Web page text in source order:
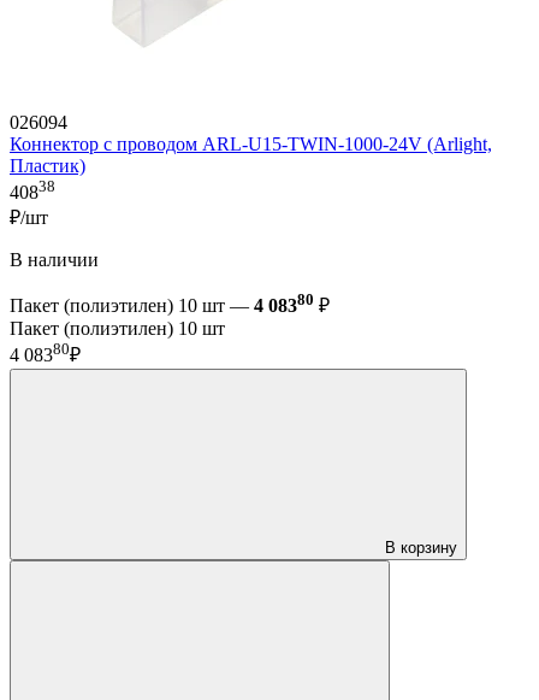
026094
Коннектор с проводом ARL-U15-TWIN-1000-24V (Arlight,
Пластик)
40838
₽/шт
В наличии
Пакет (полиэтилен) 10 шт — 4 08380 ₽
Пакет (полиэтилен) 10 шт
4 08380₽
В корзину